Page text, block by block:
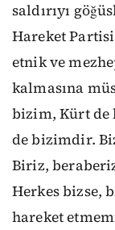
saldırıyı
Hareket
etnik ve
kalmasına
bizim, Kürt de
de bizimdir.
Biriz,
Herkes bizse,
hareket